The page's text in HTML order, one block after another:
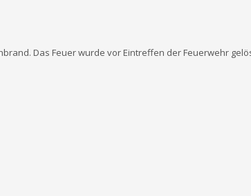
Das Feuer wurde vor Eintreffen der Feuerwehr